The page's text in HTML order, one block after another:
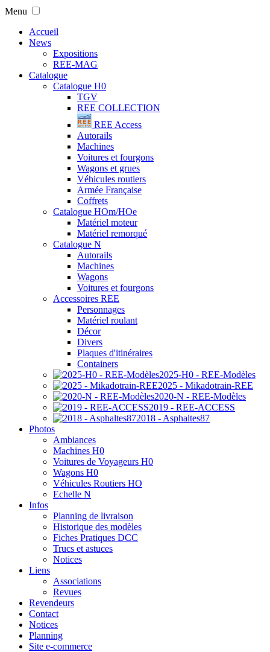
Menu
Accueil
News
Expositions
REE-MAG
Catalogue
Catalogue H0
TGV
REE COLLECTION
REE Access
Autorails
Machines
Voitures et fourgons
Wagons et grues
Véhicules routiers
Armée Française
Coffrets
Catalogue HOm/HOe
Matériel moteur
Matériel remorqué
Catalogue N
Autorails
Machines
Wagons
Voitures et fourgons
Accessoires REE
Personnages
Matériel roulant
Décor
Divers
Plaques d'itinéraires
Containers
2025-H0 - REE-Modèles
2025 - Mikadotrain-REE
2020-N - REE-Modèles
2019 - REE-ACCESS
2018 - Asphaltes87
Photos
Ambiances
Machines H0
Voitures de Voyageurs H0
Wagons H0
Véhicules Routiers HO
Echelle N
Infos
Planning de livraison
Historique des modèles
Fiches Pratiques DCC
Trucs et astuces
Notices
Liens
Associations
Revues
Revendeurs
Contact
Notices
Planning
Site e-commerce